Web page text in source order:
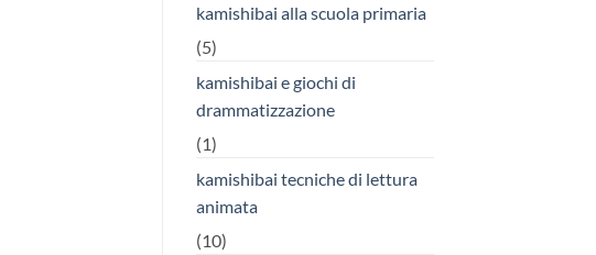
kamishibai alla scuola primaria
(5)
kamishibai e giochi di
drammatizzazione
(1)
kamishibai tecniche di lettura
animata
(10)